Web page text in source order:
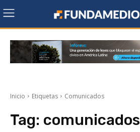
Inicio Etiquetas Comunicados
Tag: comunicados